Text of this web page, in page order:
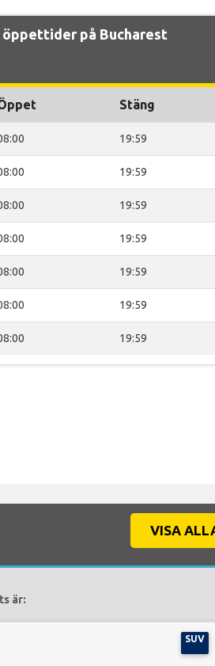
öppettider på Bucharest
Stäng
19:59
19:59
19:59
19:59
19:59
19:59
19:59
VISA
är:
SUV